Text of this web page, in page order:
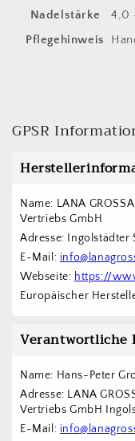
Nadelstärke
4,0
Pflegehinweis
GPSR
Name: LANA
Vertriebs GmbH
Adresse: Ingolstädter
E-Mail:
Webseite: https://
Europäischer
Verantwortliche
Name: Hans-Peter
Adresse: LANA
Vertriebs GmbH
E-Mail: